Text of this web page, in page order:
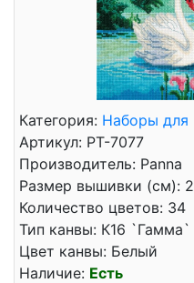
Категория: Наборы для
Артикул: PT-7077
Производитель: Panna
Размер вышивки (см):
Количество цветов: 34
Тип канвы: К16
Цвет канвы: Белый
Наличие: Есть